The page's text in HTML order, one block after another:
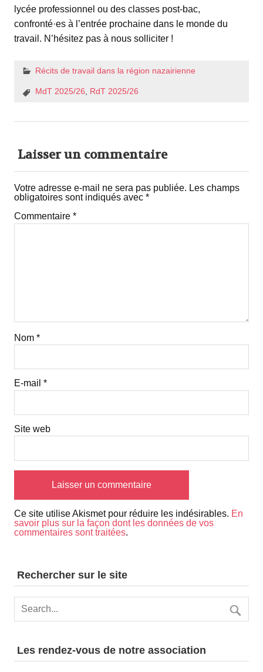
lycée professionnel ou des classes post-bac,
confronté·es à l’entrée prochaine dans le monde du
travail. N’hésitez pas à nous solliciter !
Récits de travail dans la région nazairienne
MdT 2025/26, RdT 2025/26
Laisser un commentaire
Votre adresse e-mail ne sera pas publiée. Les champs
obligatoires sont indiqués avec *
Commentaire *
Nom *
E-mail *
Site web
Ce site utilise Akismet pour réduire les indésirables. En
savoir plus sur la façon dont les données de vos
commentaires sont traitées.
Rechercher sur le site
Les rendez-vous de notre association